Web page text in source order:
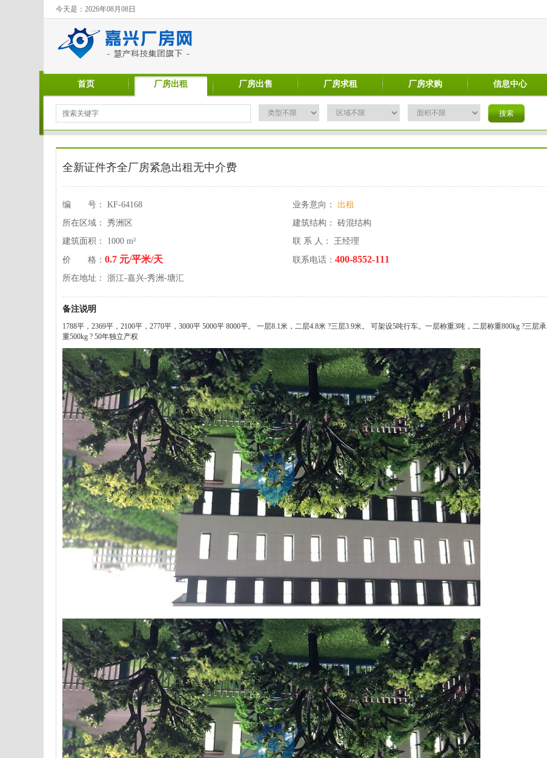
今天是：2026年08月08日
首页 厂房出租 厂房出售 厂房求租 厂房求购 信息中心
全新证件齐全厂房紧急出租无中介费
编 号： KF-64168 业务意向： 出租
所在区域： 秀洲区
建筑结构： 砖混结构
建筑面积： 1000 m²
联 系 人： 王经理
价 格： 0.7 元/平米/天 联系电话： 400-8552-111
所在地址： 浙江-嘉兴-秀洲-塘汇
备注说明
1788平，2369平，2100平，2770平，3000平 5000平 8000平。 一层8.1米，二层4.8米 ?三层3.9米。 可架设5吨行车。一层称重3吨，二层称重800kg ?三层承
重500kg ? 50年独立产权